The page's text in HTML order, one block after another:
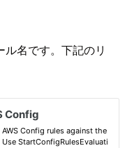
名です。下記のリ